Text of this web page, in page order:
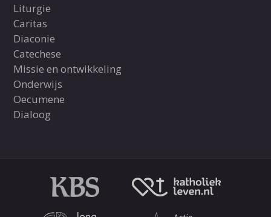
Liturgie
Caritas
Diaconie
Catechese
Missie en ontwikkeling
Onderwijs
Oecumene
Dialoog